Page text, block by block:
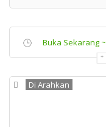
Buka Sekarang ~
Di Arahkan